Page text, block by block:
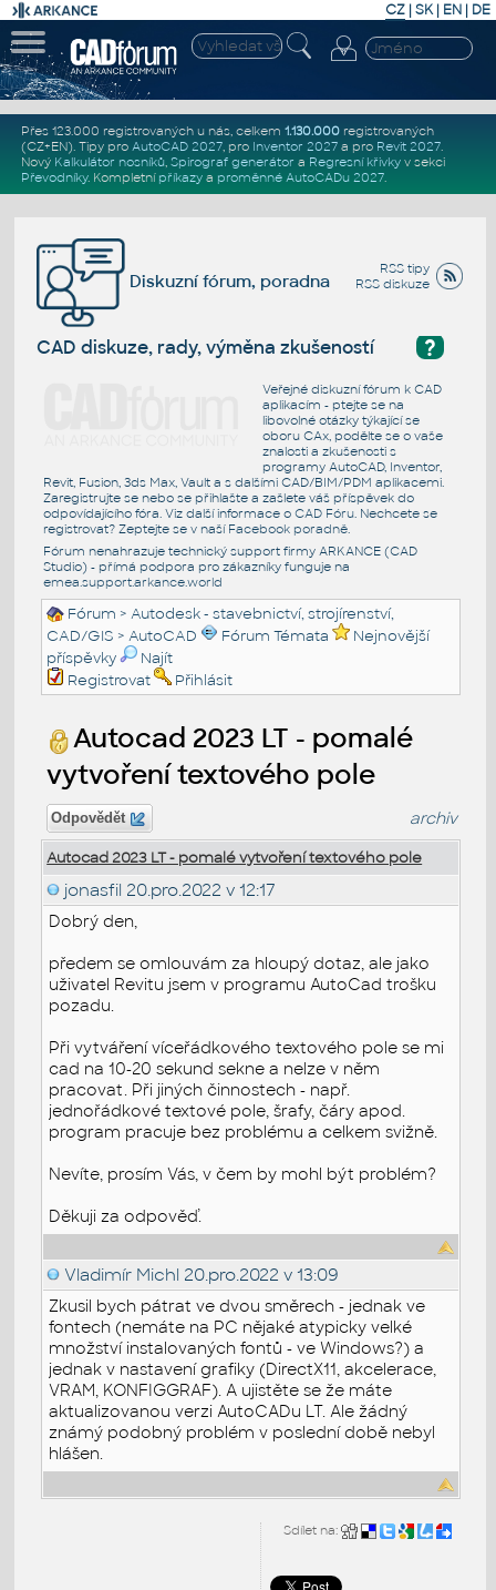
CZ | SK| EN | DE
Přes 123.000 registrovaných u nás, celkem 1.130.000registrovaných
(CZ+EN). Tipy pro AutoCAD 2027, pro Inventor 2027a pro Revit 2027.
Nový Kalkulátor nosníků, Spirograf generátor a Regresní křivkyv sekci
Převodníky. Kompletní příkazya proměnné AutoCADu 2027.
RSS tipy
RSS diskuze
Diskuzní fórum, poradna
?
CAD diskuze, rady, výměna zkušeností
Veřejné diskuzní fórum k CAD
aplikacím - ptejte se na
libovolné otázky týkající se
oboru CAx, podělte se o vaše
znalosti a zkušenosti s
programy AutoCAD, Inventor,
Revit, Fusion, 3ds Max, Vault a s dalšími CAD/BIM/PDM aplikacemi.
Zaregistrujte se nebo se přihlašte a zašlete váš příspěvek do
odpovídajícího fóra. Viz další informace o CAD Fóru. Nechcete se
registrovat? Zeptejte se v naší Facebook poradně.
Fórum nenahrazuje technický support firmy ARKANCE (CAD
Studio) - přímá podpora pro zákazníky funguje na
emea.support.arkance.world
Fórum >Autodesk - stavebnictví, strojírenství,
CAD/GIS >AutoCAD Fórum Témata
Nejnovější
příspěvky
Najít
Registrovat
Přihlásit
Autocad 2023 LT - pomalé
vytvoření textového pole
Odpovědět archiv
Autocad 2023 LT - pomalé vytvoření textového pole
jonasfil 20.pro.2022 v 12:17
Dobrý den,
předem se omlouvám za hloupý dotaz, ale jako
uživatel Revitu jsem v programu AutoCad trošku
pozadu.
Při vytváření víceřádkového textového pole se mi
cad na 10-20 sekund sekne a nelze v něm
pracovat. Při jiných činnostech - např.
jednořádkové textové pole, šrafy, čáry apod.
program pracuje bez problému a celkem svižně.
Nevíte, prosím Vás, v čem by mohl být problém?
Děkuji za odpověď.
Vladimír Michl 20.pro.2022 v 13:09
Zkusil bych pátrat ve dvou směrech - jednak ve
fontech (nemáte na PC nějaké atypicky velké
množství instalovaných fontů - ve Windows?) a
jednak v nastavení grafiky (DirectX11, akcelerace,
VRAM, KONFIGGRAF). A ujistěte se že máte
aktualizovanou verzi AutoCADu LT. Ale žádný
známý podobný problém v poslední době nebyl
hlášen.
Sdílet na: